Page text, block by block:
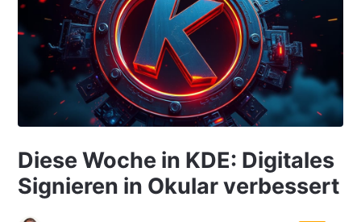
Diese Woche in KDE: Digitales
Signieren in Okular verbessert